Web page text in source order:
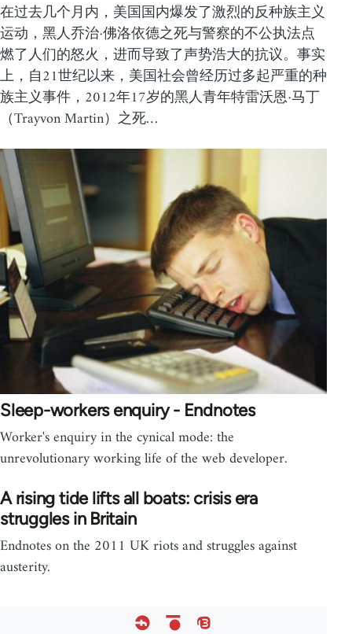
在过去几个月内，美国国内爆发了激烈的反种族主义
运动，黑人乔治·佛洛依德之死与警察的不公执法点
燃了人们的怒火，进而导致了声势浩大的抗议。事实
上，自21世纪以来，美国社会曾经历过多起严重的种
族主义事件，2012年17岁的黑人青年特雷沃恩·马丁
（Trayvon Martin）之死…
Sleep-workers enquiry - Endnotes
Worker's enquiry in the cynical mode: the
unrevolutionary working life of the web developer.
A rising tide lifts all boats: crisis era
struggles in Britain
Endnotes on the 2011 UK riots and struggles against
austerity.